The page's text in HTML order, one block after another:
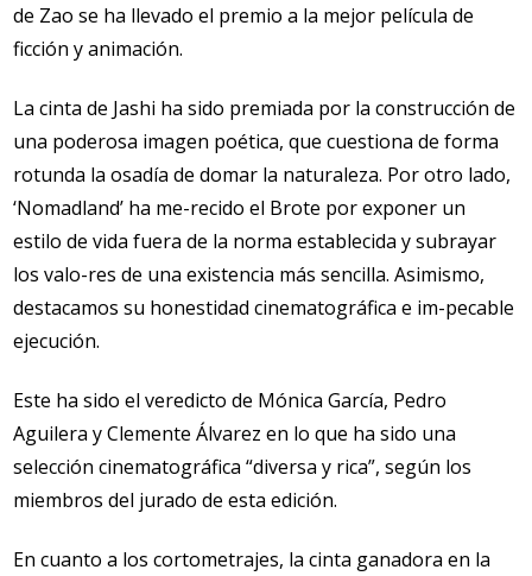
de Zao se ha llevado el premio a la mejor película de
ficción y animación.
La cinta de Jashi ha sido premiada por la construcción de
una poderosa imagen poética, que cuestiona de forma
rotunda la osadía de domar la naturaleza. Por otro lado,
‘Nomadland’ ha me-recido el Brote por exponer un
estilo de vida fuera de la norma establecida y subrayar
los valo-res de una existencia más sencilla. Asimismo,
destacamos su honestidad cinematográfica e im-pecable
ejecución.
Este ha sido el veredicto de Mónica García, Pedro
Aguilera y Clemente Álvarez en lo que ha sido una
selección cinematográfica “diversa y rica”, según los
miembros del jurado de esta edición.
En cuanto a los cortometrajes, la cinta ganadora en la